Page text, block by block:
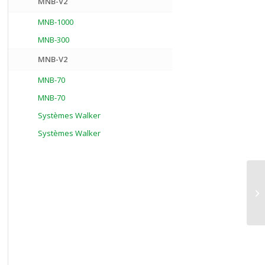
MNB-1000
MNB-300
MNB-V2
MNB-70
MNB-70
Systèmes Walker
Systèmes Walker